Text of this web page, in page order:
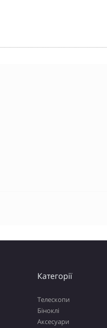
Категорії
Телескопи
Біноклі
Аксесуари